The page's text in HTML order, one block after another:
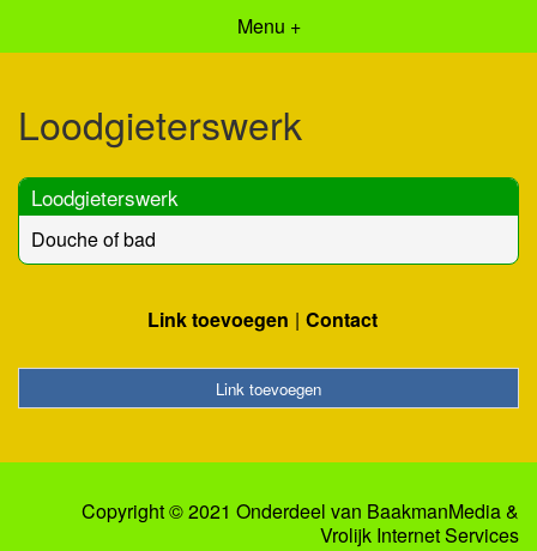
Menu +
Loodgieterswerk
Loodgieterswerk
Douche of bad
Link toevoegen Contact
Link toevoegen
Copyright © 2021 Onderdeel van BaakmanMedia&
Vrolijk Internet Services